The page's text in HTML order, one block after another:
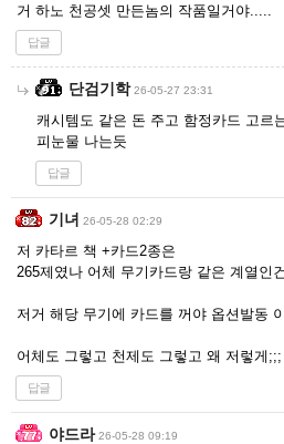
거 하노 천공셋 만든놈의 작품일거야.....
답글
단검기학 26-05-27 23:31
캐시템도 같은 돈 주고 함정카드 고르
피눈물 나는듯
답글
기녀 26-05-28 02:29
저 카타르 책 +카드2종은
265제였나 어체 무기카드랑 같은 계열인
저거 해당 무기에 카드를 꺼야 옵션발동
어체도 그렇고 천제도 그렇고 왜 저렇게;;;
답글
야드라 26-05-28 09:19